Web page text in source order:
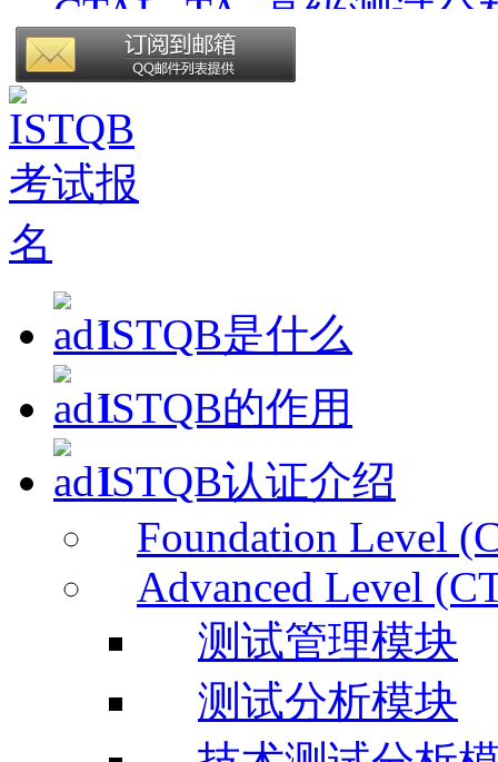
版）
CTAL_TA_高级测试
v4.1_CN1.0（中文版）
ISTQB是什么
ISTQB的作用
ISTQB认证介绍
Foundation Level
Advanced Level
测试管理模块
测试分析模块